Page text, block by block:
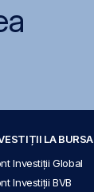
LA BURSA
Investiții Global
Investiții BVB